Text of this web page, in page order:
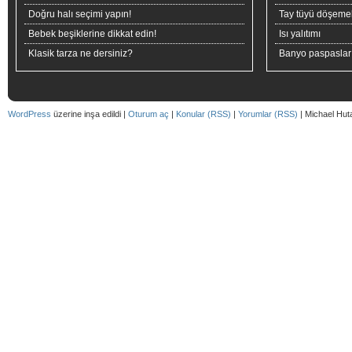
Doğru halı seçimi yapın!
Bebek beşiklerine dikkat edin!
Klasik tarza ne dersiniz?
Tay tüyü
Isı yalıtımı
Banyo
WordPress üzerine inşa edildi | Oturum aç | Konular (RSS) | Yorumlar (RSS) | Michael